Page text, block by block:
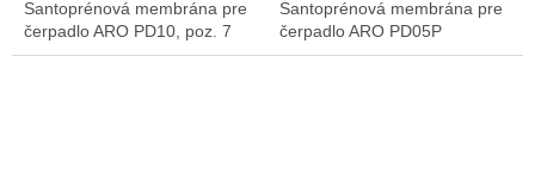
Santoprénová membrána pre
čerpadlo ARO PD10, poz. 7
Santoprénová membrána pre
čerpadlo ARO PD05P